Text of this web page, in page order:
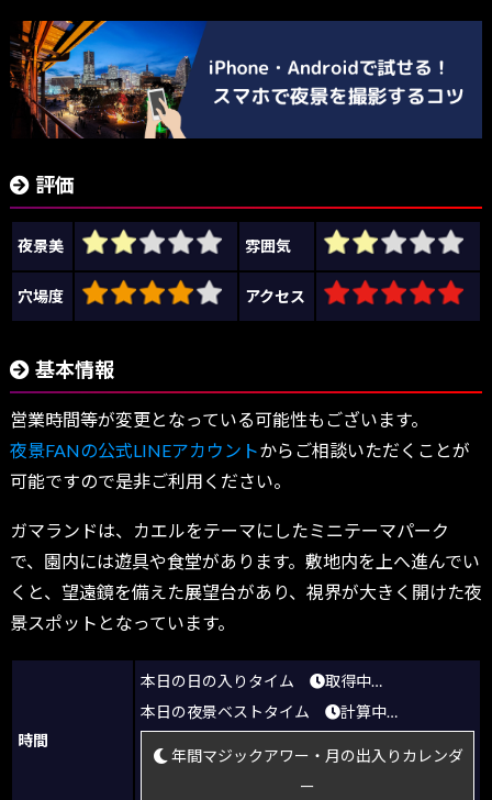
評価
夜景美 雰囲気
穴場度 アクセス
基本情報
営業時間等が変更となっている可能性もございます。
夜景FANの公式LINEアカウントからご相談いただくことが
可能ですので是非ご利用ください。
ガマランドは、カエルをテーマにしたミニテーマパーク
で、園内には遊具や食堂があります。敷地内を上へ進んでい
くと、望遠鏡を備えた展望台があり、視界が大きく開けた夜
景スポットとなっています。
時間
本日の日の入りタイム
取得中…
本日の夜景ベストタイム
計算中…
年間マジックアワー・月の出入りカレンダ
ー